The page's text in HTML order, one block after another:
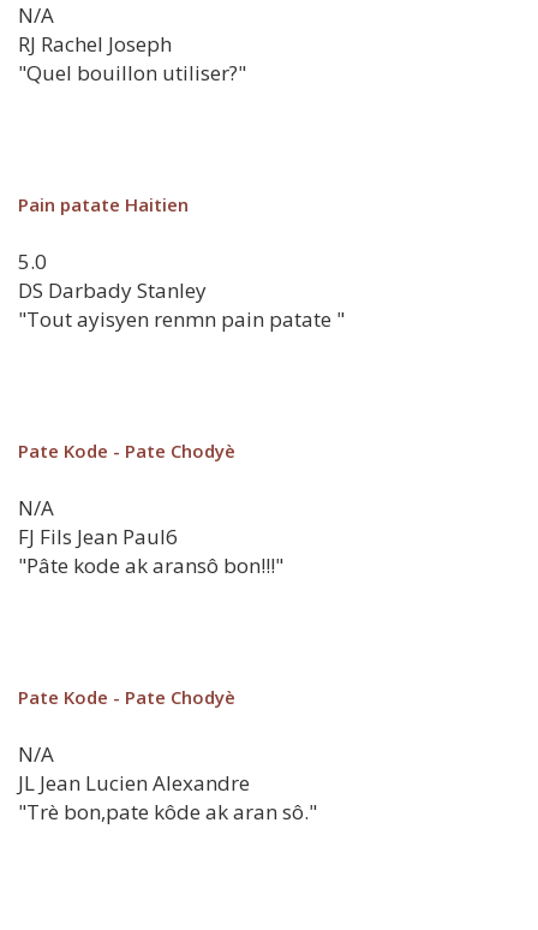
N/A
RJ Rachel Joseph
"Quel bouillon utiliser?"
Pain patate Haitien
5.0
DS Darbady Stanley
"Tout ayisyen renmn pain patate "
Pate Kode - Pate Chodyè
N/A
FJ Fils Jean Paul6
"Pâte kode ak aransô bon!!!"
Pate Kode - Pate Chodyè
N/A
JL Jean Lucien Alexandre
"Trè bon,pate kôde ak aran sô."